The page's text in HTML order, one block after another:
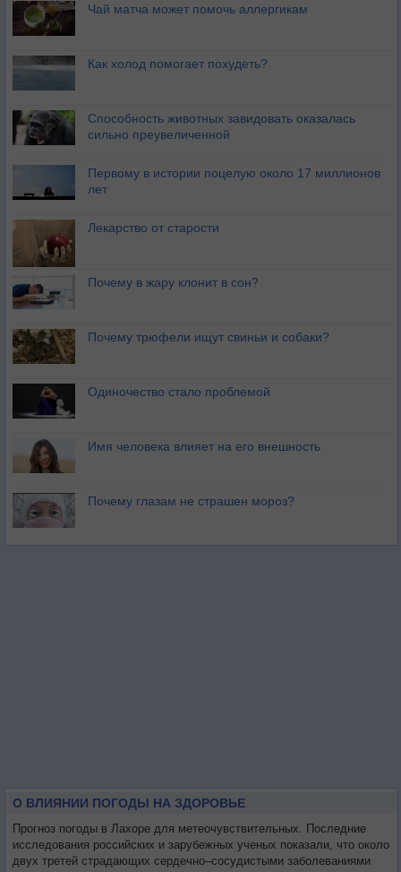
Чай матча может помочь аллергикам
Как холод помогает похудеть?
Способность животных завидовать оказалась
сильно преувеличенной
Первому в истории поцелую около 17 миллионов
лет
Лекарство от старости
Почему в жару клонит в сон?
Почему трюфели ищут свиньи и собаки?
Одиночество стало проблемой
Имя человека влияет на его внешность
Почему глазам не страшен мороз?
О ВЛИЯНИИ ПОГОДЫ НА ЗДОРОВЬЕ
Прогноз погоды в Лахоре для метеочувствительных. Последние
исследования российских и зарубежных ученых показали, что около
двух третей страдающих сердечно–сосудистыми заболеваниями